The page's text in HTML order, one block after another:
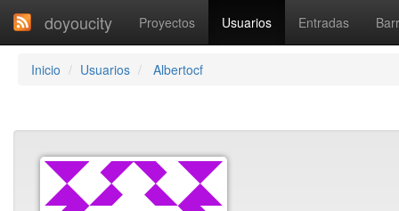
doyoucity Proyectos Usuarios Entradas
Inicio Usuarios Albertocf